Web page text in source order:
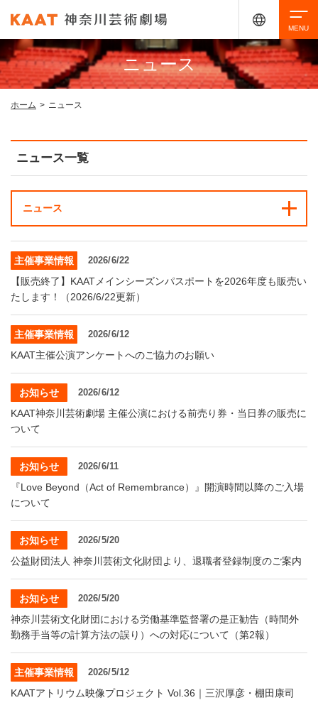
・ イベントカレンダー
・ 館内サービス・アクセシビリティ
・ レストラン/カフェ
・ 交通案内
・ よくある質問
施設を借りる
KAATについて
・ ミッション
・ 芸術監督
・ 施設概要
・ フロアマップ
・ レストラン/カフェ
KAAT 神奈川芸術劇場
SNS
検索
ニュース
ホーム > ニュース
ニュース一覧
ニュース
主催事業情報 2026/6/22
【販売終了】KAATメインシーズンパスポートを2026年度も販売い
たします！（2026/6/22更新）
主催事業情報 2026/6/12
KAAT主催公演アンケートへのご協力のお願い
お知らせ 2026/6/12
KAAT神奈川芸術劇場 主催公演における前売り券・当日券の販売に
ついて
お知らせ 2026/6/11
『Love Beyond（Act of Remembrance）』開演時間以降のご入場
について
お知らせ 2026/5/20
公益財団法人 神奈川芸術文化財団より、退職者登録制度のご案内
お知らせ 2026/5/20
神奈川芸術文化財団における労働基準監督署の是正勧告（時間外
勤務手当等の計算方法の誤り）への対応について（第2報）
主催事業情報 2026/5/12
KAATアトリウム映像プロジェクト Vol.36｜三沢厚彦・棚田康司